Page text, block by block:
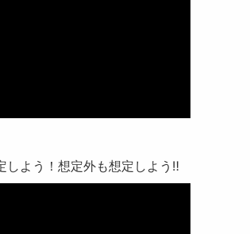
よう！想定外も想定しよう‼